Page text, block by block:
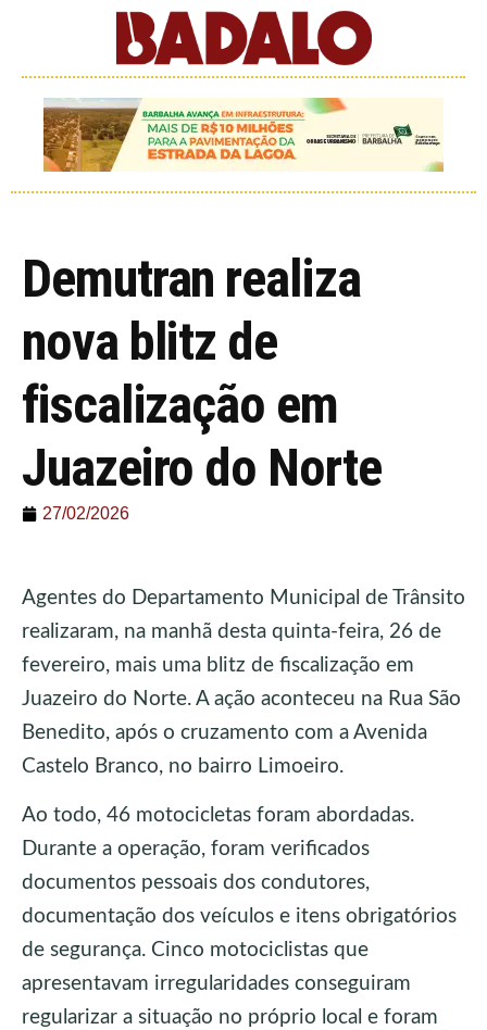
Demutran realiza
nova blitz de
fiscalização em
Juazeiro do Norte
27/02/2026
Agentes do Departamento Municipal de Trânsito
realizaram, na manhã desta quinta-feira, 26 de
fevereiro, mais uma blitz de fiscalização em
Juazeiro do Norte. A ação aconteceu na Rua São
Benedito, após o cruzamento com a Avenida
Castelo Branco, no bairro Limoeiro.
Ao todo, 46 motocicletas foram abordadas.
Durante a operação, foram verificados
documentos pessoais dos condutores,
documentação dos veículos e itens obrigatórios
de segurança. Cinco motociclistas que
apresentavam irregularidades conseguiram
regularizar a situação no próprio local e foram